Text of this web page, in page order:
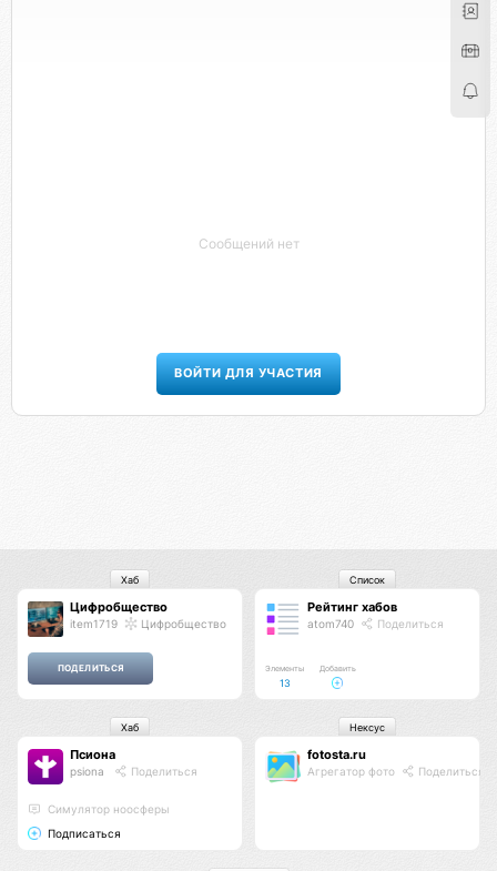
Сообщений нет
ВОЙТИ ДЛЯ УЧАСТИЯ
Цифробщество
item1719 Цифробщество
Хаб
Рейтинг хабов
atom740 Поделиться
Элементы
13
Добавить
Список
Псиона
psiona Поделиться
Cимулятор ноосферы
Подписаться
Хаб
fotosta.ru
Агрегатор фото Поделиться
Нексус